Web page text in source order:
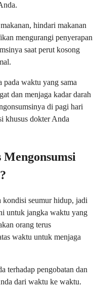
hindari makanan
mengurangi penyerapan
saat perut kosong
pada waktu yang sama
dan menjaga kadar darah
di pagi hari
khusus dokter Anda
kondisi seumur hidup, jadi
untuk jangka waktu yang
orang terus
waktu untuk menjaga
terhadap pengobatan dan
dari waktu ke waktu.